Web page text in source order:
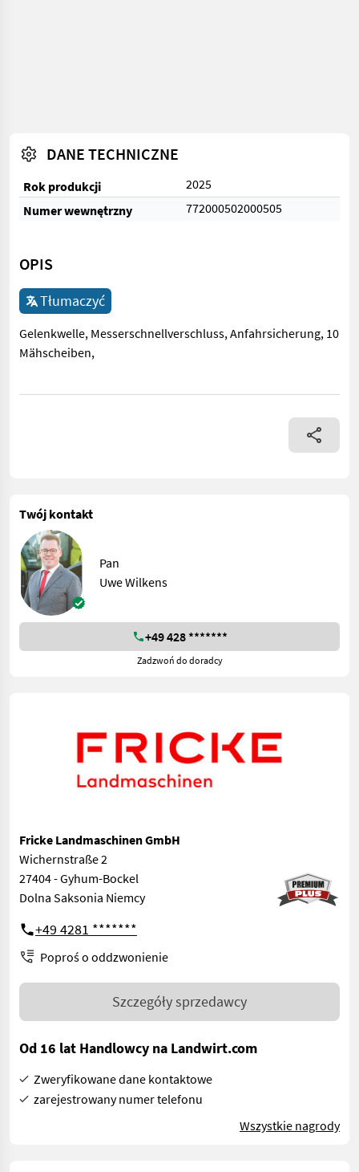
DANE TECHNICZNE
Rok produkcji
2025
Numer wewnętrzny
772000502000505
OPIS
Tłumaczyć
Gelenkwelle, Messerschnellverschluss, Anfahrsicherung, 10
Mähscheiben,
Gelenkwelle, Messerschnellverschluss, Anfahrsicherung, 10
Twój kontakt
Pan
Uwe Wilkens
+49 428 *******
Zadzwoń do doradcy
Fricke Landmaschinen GmbH
Wichernstraße 2
27404 - Gyhum-Bockel
Dolna Saksonia Niemcy
+49 4281 *******
Poproś o oddzwonienie
Szczegóły sprzedawcy
Od 16 lat Handlowcy na Landwirt.com
Zweryfikowane dane kontaktowe
zarejestrowany numer telefonu
Wszystkie nagrody